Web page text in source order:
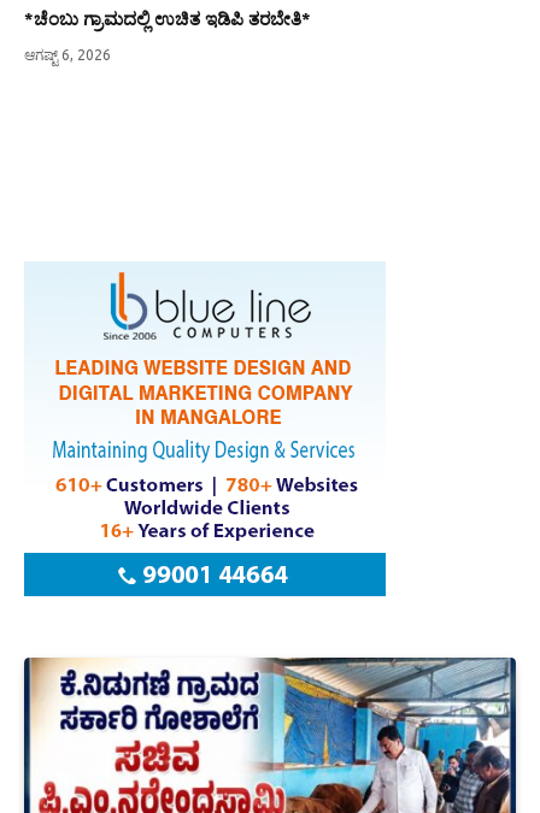
*ಚೆಂಬು ಗ್ರಾಮದಲ್ಲಿ ಉಚಿತ ಇಡಿಪಿ ತರಬೇತಿ*
ಆಗಷ್ಟ್ 6, 2026